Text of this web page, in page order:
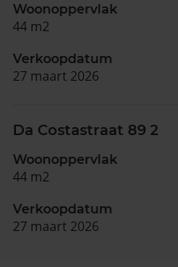
Woonoppervlak
44 m2
Verkoopdatum
27 maart 2026
Da Costastraat 89 2
Woonoppervlak
44 m2
Verkoopdatum
27 maart 2026